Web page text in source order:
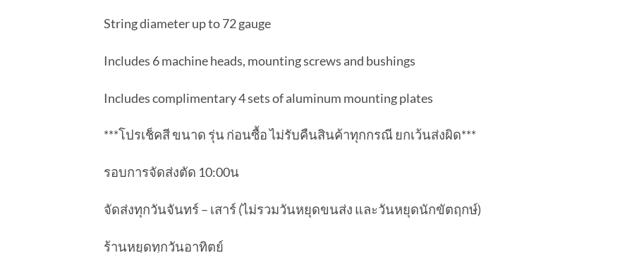
String diameter up to 72 gauge
Includes 6 machine heads, mounting screws and bushings
Includes complimentary 4 sets of aluminum mounting plates
***โปรเช็คสี ขนาด รุ่น ก่อนซื้อ ไม่รับคืนสินค้าทุกกรณี ยกเว้นส่งผิด***
รอบการจัดส่งตัด 10:00น
จัดส่งทุกวันจันทร์ – เสาร์ (ไม่รวมวันหยุดขนส่ง และวันหยุดนักขัตฤกษ์)
ร้านหยุดทุกวันอาทิตย์